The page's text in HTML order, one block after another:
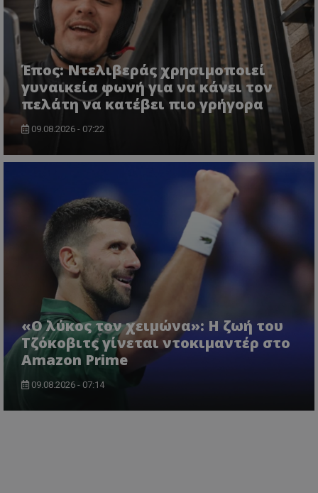
Έπος: Ντελιβεράς χρησιμοποιεί
γυναικεία φωνή για να κάνει τον
πελάτη να κατέβει πιο γρήγορα
09.08.2026 - 07:22
«Ο λύκος τον χειμώνα»: Η ζωή του
Τζόκοβιτς γίνεται ντοκιμαντέρ στο
Amazon Prime
09.08.2026 - 07:14